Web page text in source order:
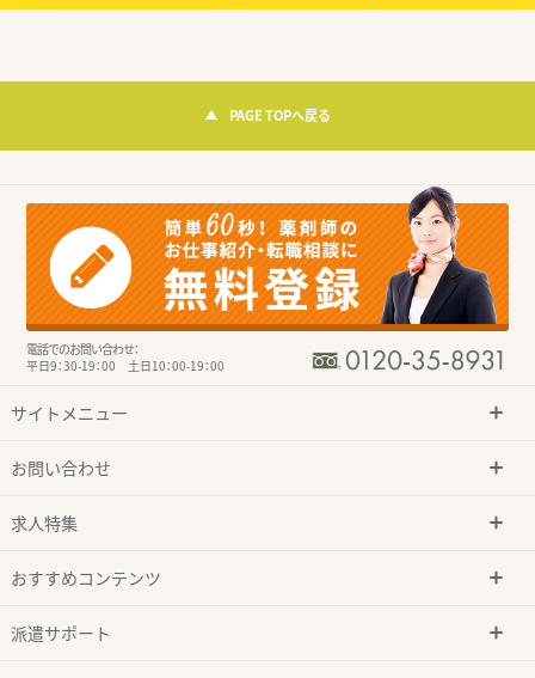
PAGE TOPへ戻る
電話でのお問い合わせ：
平日9：30-19：00 土日10：00-19：00
サイトメニュー
お問い合わせ
求人特集
おすすめコンテンツ
派遣サポート